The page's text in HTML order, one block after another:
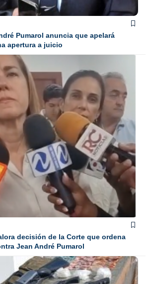
Pumarol anuncia que apelará
apertura a juicio
decisión de la Corte que ordena
Jean André Pumarol